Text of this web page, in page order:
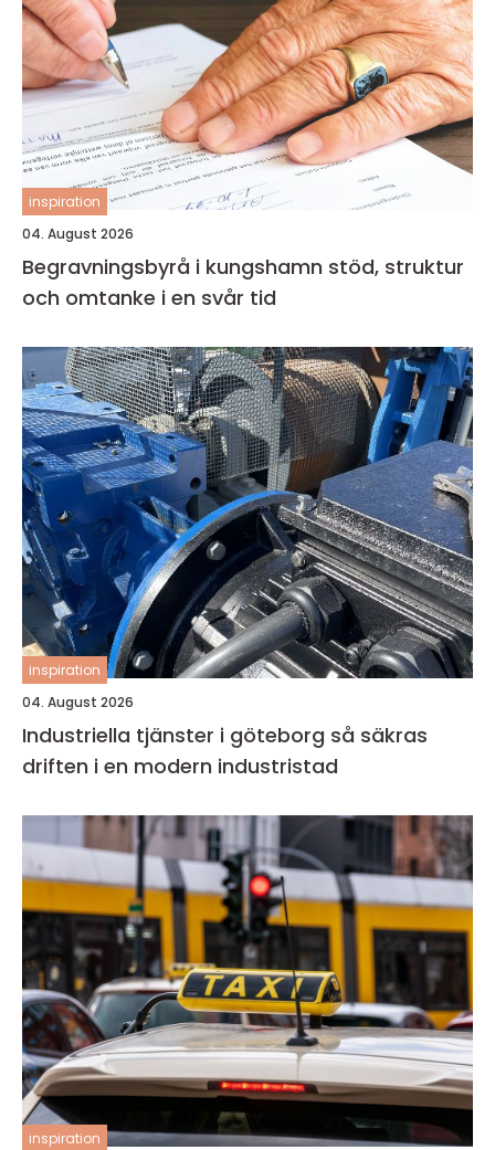
inspiration
04. August 2026
Begravningsbyrå i kungshamn stöd, struktur
och omtanke i en svår tid
inspiration
04. August 2026
Industriella tjänster i göteborg så säkras
driften i en modern industristad
inspiration